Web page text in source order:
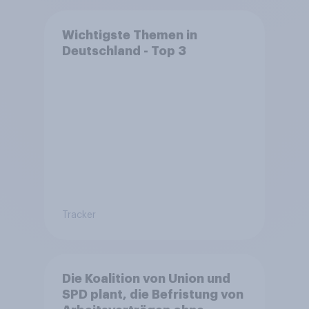
Wichtigste Themen in
Deutschland - Top 3
Tracker
Die Koalition von Union und
SPD plant, die Befristung von